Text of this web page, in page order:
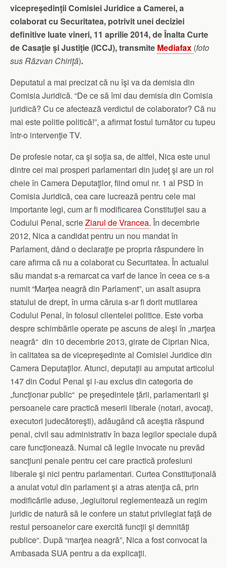
vicepreşedinţii Comisiei Juridice a Camerei, a
colaborat cu Securitatea, potrivit unei deciziei
definitive luate vineri, 11 aprilie 2014, de Înalta Curte
de Casaţie şi Justiţie (ICCJ), transmite Mediafax (foto
sus Răzvan Chiriţă).
Deputatul a mai precizat că nu îşi va da demisia din
Comisia Juridică. “De ce să îmi dau demisia din Comisia
juridică? Cu ce afectează verdictul de colaborator? Că nu
mai este politie politică!”, a afirmat fostul turnător cu tupeu
într-o intervenţie TV.
De profesie notar, ca şi soţia sa, de altfel, Nica este unul
dintre cei mai prosperi parlamentari din judeţ şi are un rol
cheie în Camera Deputaţilor, fiind omul nr. 1 al PSD în
Comisia Juridică, cea care lucrează pentru cele mai
importante legi, cum ar fi modificarea Constituţiei sau a
Codului Penal, scrieZiarul de Vrancea. În decembrie
2012, Nica a candidat pentru un nou mandat în
Parlament, dând o declaraţie pe propria răspundere în
care afirma că nu a colaborat cu Securitatea. În actualul
său mandat s-a remarcat ca varf de lance în ceea ce s-a
numit “Marţea neagră din Parlament”, un asalt asupra
statului de drept, în urma căruia s-ar fi dorit mutilarea
Codului Penal, în folosul clientelei politice. Este vorba
despre schimbările operate pe ascuns de aleşi în „marţea
neagră“ din 10 decembrie 2013, girate de Ciprian Nica,
în calitatea sa de vicepreşedinte al Comisiei Juridice din
Camera Deputaţilor. Atunci, deputaţii au amputat articolul
147 din Codul Penal şi i-au exclus din categoria de
„funcţionar public“ pe preşedintele ţării, parlamentarii şi
persoanele care practică meserii liberale (notari, avocaţi,
executori judecătoreşti), adăugând că aceştia răspund
penal, civil sau administrativ în baza legilor speciale după
care funcţionează. Numai că legile invocate nu prevăd
sancţiuni penale pentru cei care practică profesiuni
liberale şi nici pentru parlamentari. Curtea Constituţională
a anulat votul din parlament şi a atras atenţia că, prin
modificările aduse, „legiuitorul reglementează un regim
juridic de natură să le confere un statut privilegiat faţă de
restul persoanelor care exercită funcţii şi demnităţi
publice“. După “marţea neagră”, Nica a fost convocat la
Ambasada SUA pentru a da explicaţii.